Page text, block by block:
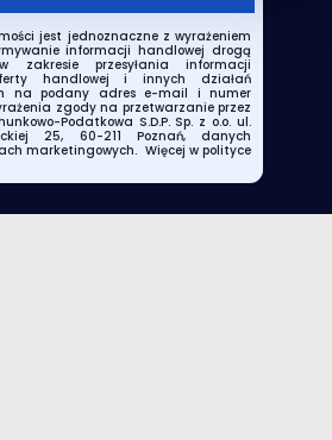
jest jednoznaczne z wyrażeniem
informacji handlowej drogą
zakresie przesyłania informacji
handlowej i innych działań
na podany adres e-mail i numer
zgody na przetwarzanie przez
Podatkowa S.D.P. Sp. z o.o. ul.
25, 60-211 Poznań, danych
marketingowych. Więcej w polityce